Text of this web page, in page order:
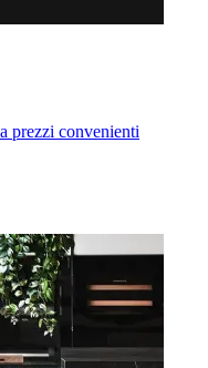
prezzi convenienti